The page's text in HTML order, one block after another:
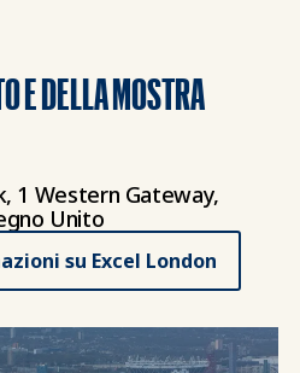
E DELLA MOSTRA
1 Western Gateway,
Unito
su Excel London